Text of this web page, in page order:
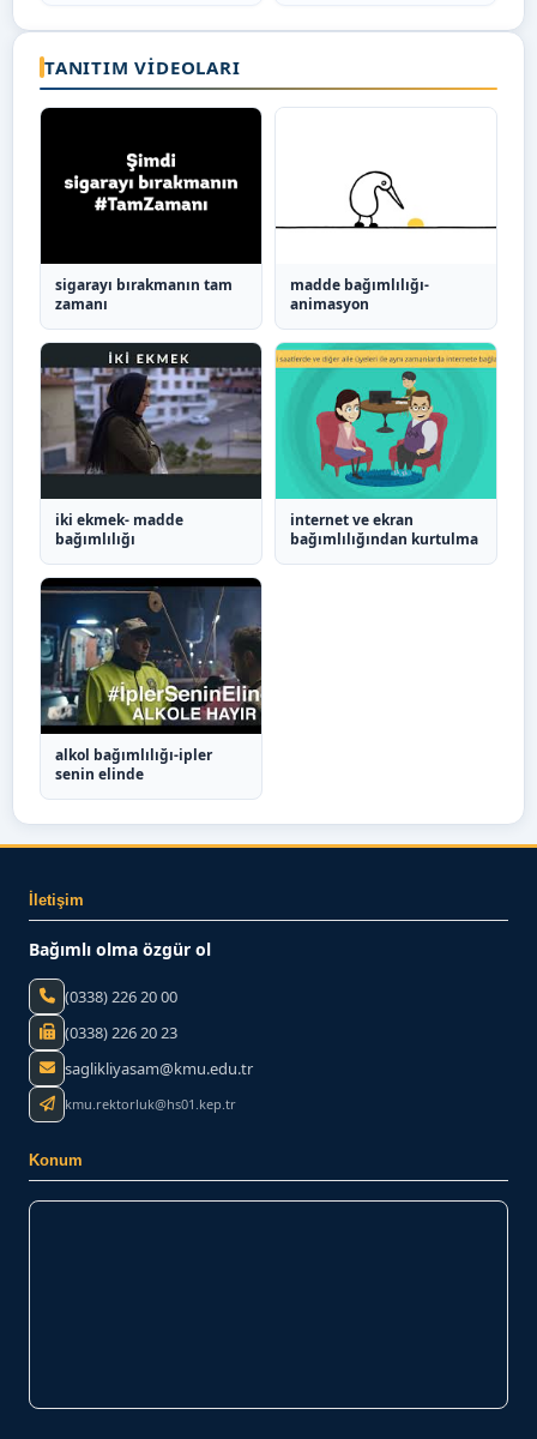
kaynak
ecek, sağlık
bilimlerind
en sosyal
birçok…
2024
Cuma…
TANITIM VIDEOLARI
sigarayı bırakmanın tam
zamanı
madde bağımlılığı-
animasyon
iki ekmek- madde
bağımlılığı
internet ve ekran
bağımlılığından kurtulma
alkol bağımlılığı-ipler
senin elinde
İletişim
Bağımlı olma özgür ol
(0338) 226 20 00
(0338) 226 20 23
saglikliyasam@kmu.edu.tr
kmu.rektorluk@hs01.kep.tr
Konum